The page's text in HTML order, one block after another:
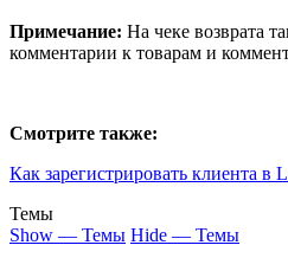
Примечание: На чеке возврата
комментарии к товарам и
Смотрите также:
Как зарегистрировать клиента в
Темы
Show — Темы Hide — Темы